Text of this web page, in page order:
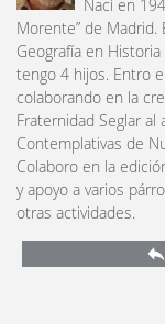
Nací en
Morente” de
Geografía en
tengo 4 hijos. Entro
colaborando en la
Fraternidad Seglar
Contemplativas de
Colaboro en la
y apoyo a varios
otras actividades.